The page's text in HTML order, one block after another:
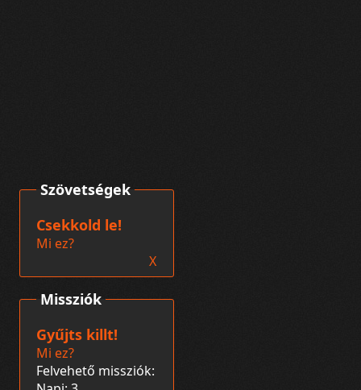
Missziók
Gyűjts killt!
Mi ez?
Felvehető missziók:
Szövetségek
Csekkold le!
Mi ez?
X